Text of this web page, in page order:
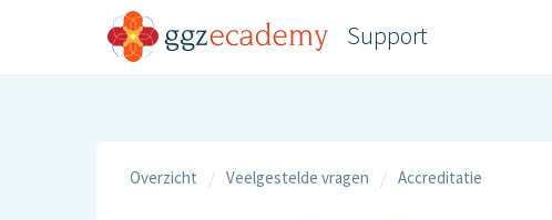
Support
Overzicht Veelgestelde vragen Accreditatie